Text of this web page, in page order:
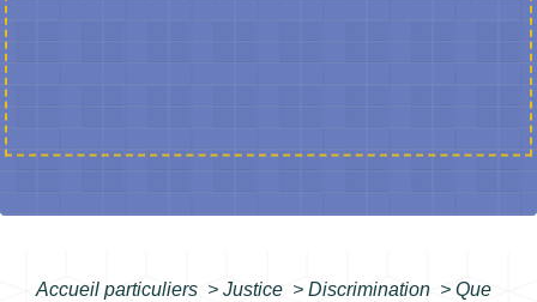
Accueil particuliers > Justice > Discrimination > Que